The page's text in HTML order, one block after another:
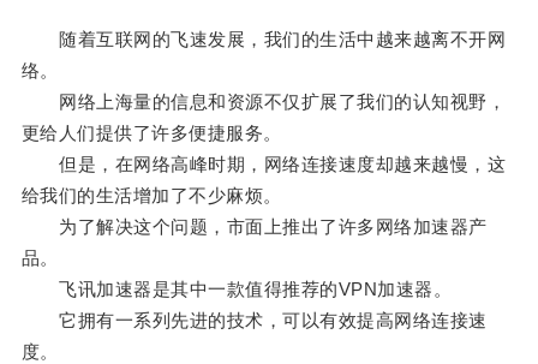
随着互联网的飞速发展，我们的生活中越来越离不开网
络。
网络上海量的信息和资源不仅扩展了我们的认知视野，
更给人们提供了许多便捷服务。
但是，在网络高峰时期，网络连接速度却越来越慢，这
给我们的生活增加了不少麻烦。
为了解决这个问题，市面上推出了许多网络加速器产
品。
飞讯加速器是其中一款值得推荐的VPN加速器。
它拥有一系列先进的技术，可以有效提高网络连接速
度。